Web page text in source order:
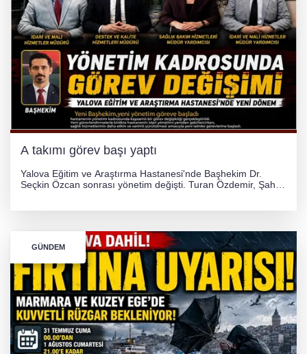
A takımı görev başı yaptı
Yalova Eğitim ve Araştırma Hastanesi'nde Başhekim Dr.
Seçkin Özcan sonrası yönetim değişti. Turan Özdemir, Şahin
GÜNDEM